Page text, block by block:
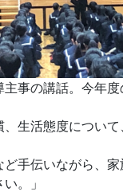
体戦！」
主事の講話。今年